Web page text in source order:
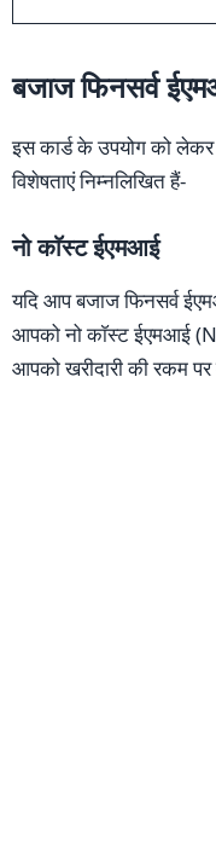
बजाज फिनसर्व
इस कार्ड के उपयोग को
विशेषताएं निम्नलिखित हैं-
नो काॅस्ट ईएमआई
यदि आप बजाज फिनसर्व
आपको नो काॅस्ट ईएमआई
आपको खरीदारी की रकम पर